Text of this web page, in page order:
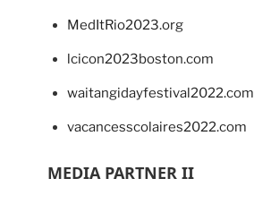
MedItRio2023.org
lcicon2023boston.com
waitangidayfestival2022.com
vacancesscolaires2022.com
MEDIA PARTNER II